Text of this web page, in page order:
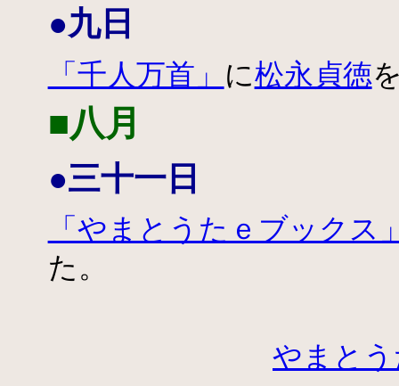
●九日
「千人万首」 に松永貞徳
■八月
●三十一日
「やまとうたｅブックス
た。
やまと